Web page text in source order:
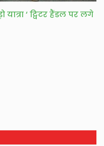
‘ ट्विटर हैंडल पर लगे